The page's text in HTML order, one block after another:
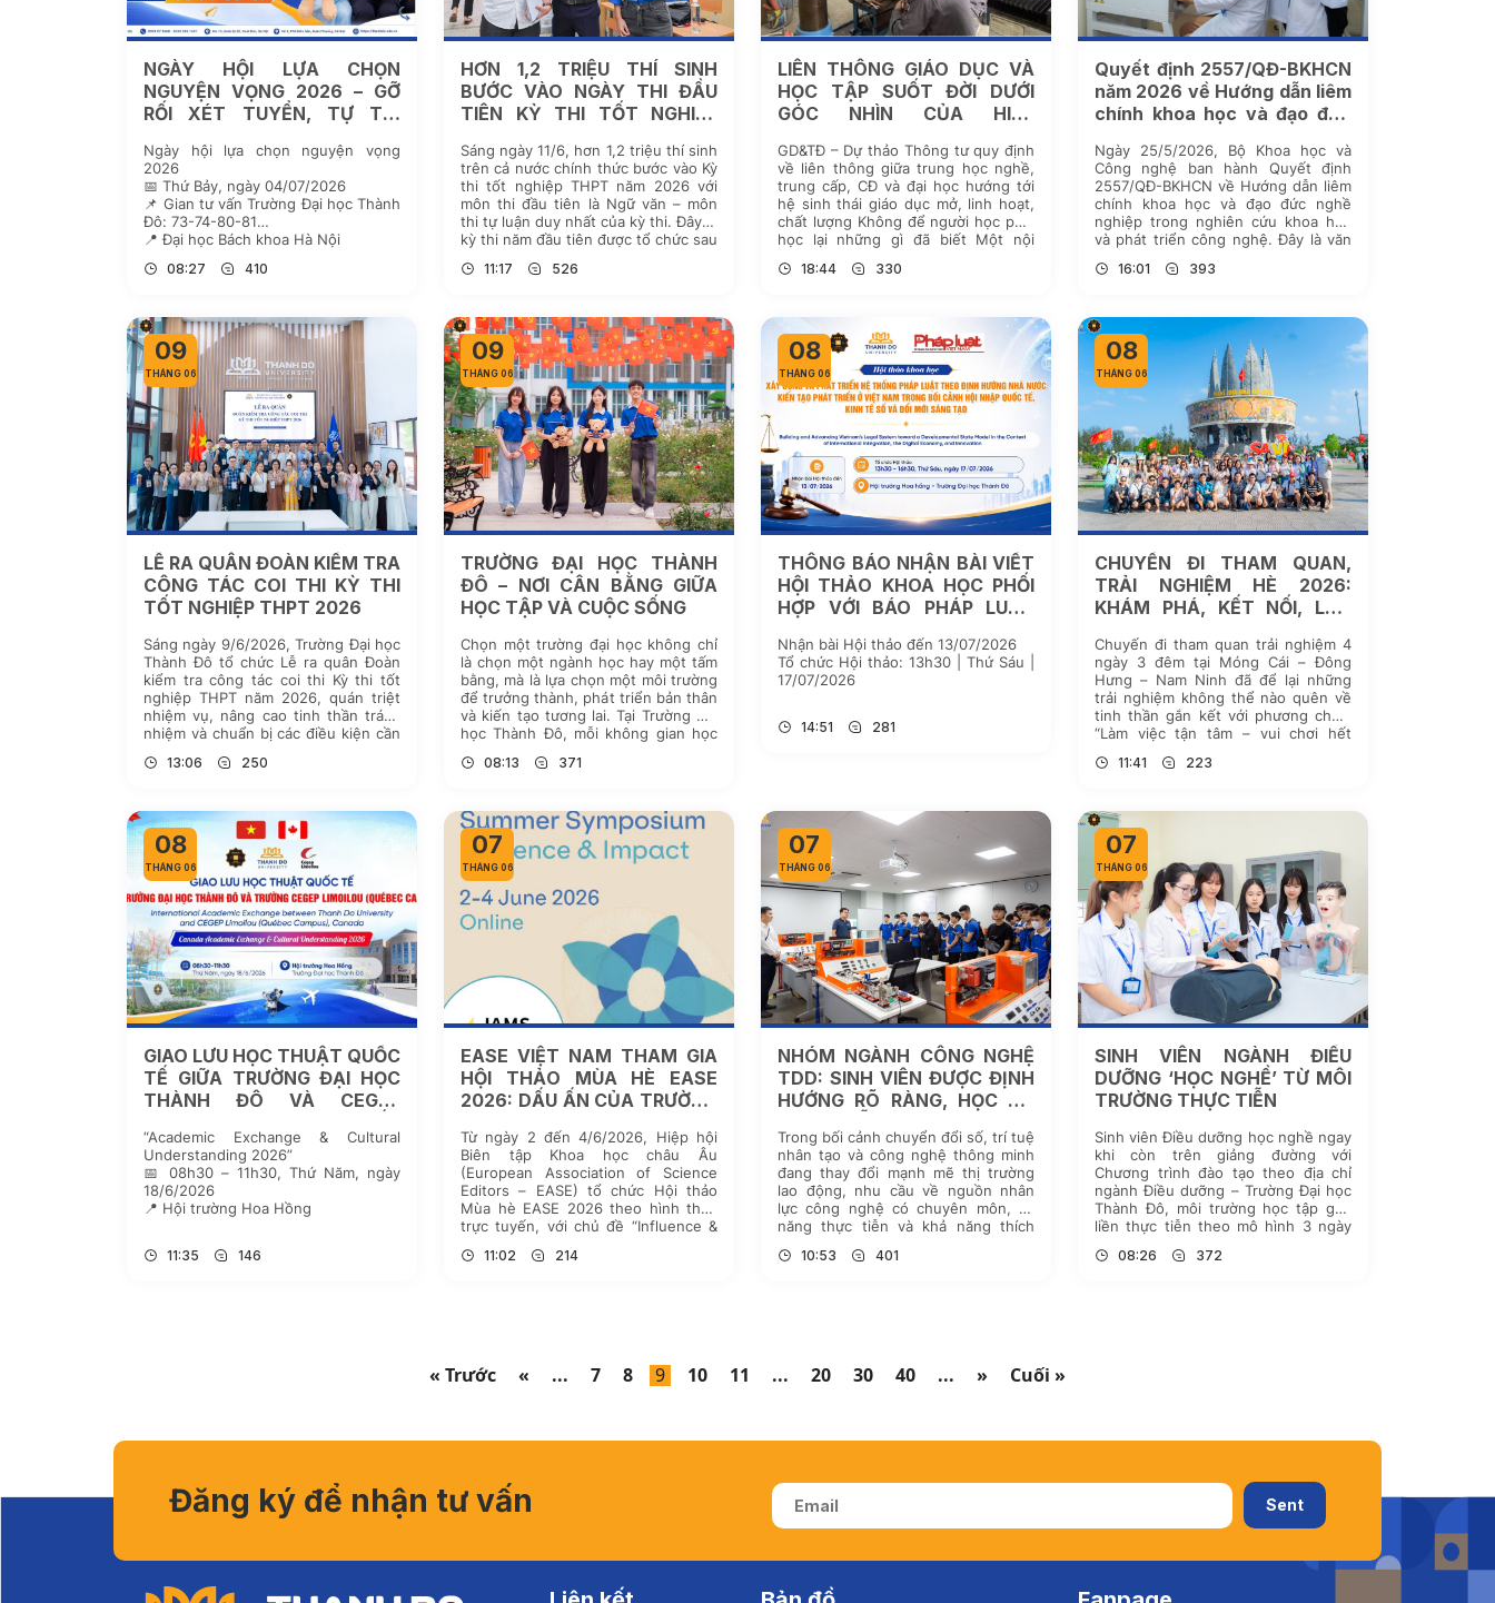
NGÀY HỘI LỰA CHỌN
NGUYỆN VỌNG 2026 – GỠ
RỐI XÉT TUYỂN, TỰ TIN
Ngày hội lựa chọn nguyện vọng
2026
📅 Thứ Bảy, ngày 04/07/2026
📌 Gian tư vấn Trường Đại học Thành
Đô: 73-74-80-81
📍 Đại học Bách khoa Hà Nội
08:27 410
HƠN 1,2 TRIỆU THÍ SINH
BƯỚC VÀO NGÀY THI ĐẦU
TIÊN KỲ THI TỐT NGHIỆP
Sáng ngày 11/6, hơn 1,2 triệu thí sinh
trên cả nước chính thức bước vào Kỳ
thi tốt nghiệp THPT năm 2026 với
môn thi đầu tiên là Ngữ văn – môn
thi tự luận duy nhất của kỳ thi. Đây là
kỳ thi năm đầu tiên được tổ chức sau
11:17 526
LIÊN THÔNG GIÁO DỤC VÀ
HỌC TẬP SUỐT ĐỜI DƯỚI
GÓC NHÌN CỦA HIỆU
THÀNH ĐÔ
GD&TĐ – Dự thảo Thông tư quy định
về liên thông giữa trung học nghề,
trung cấp, CĐ và đại học hướng tới
hệ sinh thái giáo dục mở, linh hoạt,
chất lượng Không để người học phải
học lại những gì đã biết Một nội
tại dự thảo […]
18:44 330
Quyết định 2557/QĐ-BKHCN
năm 2026 về Hướng dẫn liêm
chính khoa học và đạo đức
cứu khoa học và phát triển
công nghệ do Bộ trưởng Bộ
Khoa học và Công nghệ ban
hành
Ngày 25/5/2026, Bộ Khoa học và
Công nghệ ban hành Quyết định
2557/QĐ-BKHCN về Hướng dẫn liêm
chính khoa học và đạo đức nghề
nghiệp trong nghiên cứu khoa học
và phát triển công nghệ. Đây là văn
xây dựng môi trường nghiên cứu
16:01 393
09
THÁNG 06
LỄ RA QUÂN ĐOÀN KIỂM TRA
CÔNG TÁC COI THI KỲ THI
TỐT NGHIỆP THPT 2026
Sáng ngày 9/6/2026, Trường Đại học
Thành Đô tổ chức Lễ ra quân Đoàn
kiểm tra công tác coi thi Kỳ thi tốt
nghiệp THPT năm 2026, quán triệt
nhiệm vụ, nâng cao tinh thần trách
nhiệm và chuẩn bị các điều kiện cần
nhiệm vụ kiểm tra, […]
13:06 250
09
THÁNG 06
TRƯỜNG ĐẠI HỌC THÀNH
ĐÔ – NƠI CÂN BẰNG GIỮA
HỌC TẬP VÀ CUỘC SỐNG
Chọn một trường đại học không chỉ
là chọn một ngành học hay một tấm
bằng, mà là lựa chọn một môi trường
để trưởng thành, phát triển bản thân
và kiến tạo tương lai. Tại Trường Đại
học Thành Đô, mỗi không gian học
câu lạc bộ […]
08:13 371
08
THÁNG 06
THÔNG BÁO NHẬN BÀI VIẾT
HỘI THẢO KHOA HỌC PHỐI
HỢP VỚI BÁO PHÁP LUẬT
Nhận bài Hội thảo đến 13/07/2026
Tổ chức Hội thảo: 13h30 | Thứ Sáu |
17/07/2026
14:51 281
08
THÁNG 06
CHUYẾN ĐI THAM QUAN,
TRẢI NGHIỆM HÈ 2026:
KHÁM PHÁ, KẾT NỐI, LAN
MỘT GIA ĐÌNH”
Chuyến đi tham quan trải nghiệm 4
ngày 3 đêm tại Móng Cái – Đông
Hưng – Nam Ninh đã để lại những
trải nghiệm không thể nào quên về
tinh thần gắn kết với phương châm
“Làm việc tận tâm – vui chơi hết
viên – […]
11:41 223
08
THÁNG 06
GIAO LƯU HỌC THUẬT QUỐC
TẾ GIỮA TRƯỜNG ĐẠI HỌC
THÀNH ĐÔ VÀ CEGEP
NỐI TRI THỨC TOÀN CẦU –
MỞ RỘNG TẦM NHÌN HỘI
NHẬP
“Academic Exchange & Cultural
Understanding 2026”
📅 08h30 – 11h30, Thứ Năm, ngày
18/6/2026
📍 Hội trường Hoa Hồng
11:35 146
07
THÁNG 06
EASE VIỆT NAM THAM GIA
HỘI THẢO MÙA HÈ EASE
2026: DẤU ẤN CỦA TRƯỜNG
MẠNG LƯỚI BIÊN TẬP KHOA
HỌC QUỐC TẾ
Từ ngày 2 đến 4/6/2026, Hiệp hội
Biên tập Khoa học châu Âu
(European Association of Science
Editors – EASE) tổ chức Hội thảo
Mùa hè EASE 2026 theo hình thức
trực tuyến, với chủ đề “Influence &
động), tập trung vào các đổi mới
11:02 214
07
THÁNG 06
NHÓM NGÀNH CÔNG NGHỆ
TDD: SINH VIÊN ĐƯỢC ĐỊNH
HƯỚNG RÕ RÀNG, HỌC TỪ
VÀO DOANH NGHIỆP
Trong bối cảnh chuyển đổi số, trí tuệ
nhân tạo và công nghệ thông minh
đang thay đổi mạnh mẽ thị trường
lao động, nhu cầu về nguồn nhân
lực công nghệ có chuyên môn, kỹ
năng thực tiễn và khả năng thích
khoảng cách giữa kiến thức giảng
10:53 401
07
THÁNG 06
SINH VIÊN NGÀNH ĐIỀU
DƯỠNG ‘HỌC NGHỀ’ TỪ MÔI
TRƯỜNG THỰC TIỄN
Sinh viên Điều dưỡng học nghề ngay
khi còn trên giảng đường với
Chương trình đào tạo theo địa chỉ
ngành Điều dưỡng – Trường Đại học
Thành Đô, môi trường học tập gắn
liền thực tiễn theo mô hình 3 ngày
học tại trường, rút ngắn khoảng […]
08:26 372
« Trước « ... 7 8 9 10 11 ... 20 30 40 ... » Cuối »
Đăng ký để nhận tư vấn